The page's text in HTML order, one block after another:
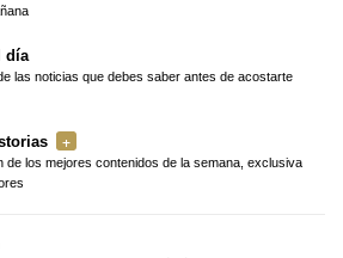
día
las noticias que debes saber antes de acostarte
de los mejores contenidos de la semana, exclusiva